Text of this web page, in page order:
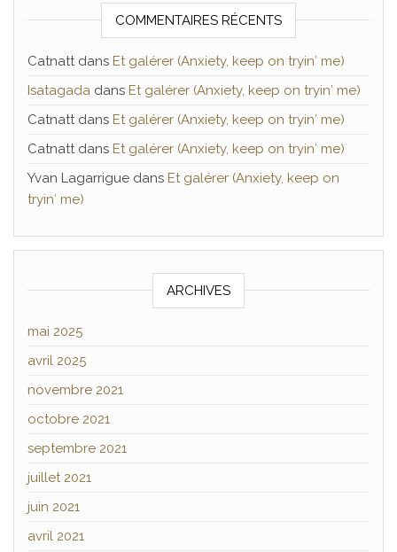
COMMENTAIRES RÉCENTS
Catnattdans Et galérer (Anxiety, keep on tryin′ me)
Isatagada dans Et galérer (Anxiety, keep on tryin′ me)
Catnattdans Et galérer (Anxiety, keep on tryin′ me)
Catnattdans Et galérer (Anxiety, keep on tryin′ me)
Yvan Lagarrigue dans Et galérer (Anxiety, keep on
tryin′ me)
ARCHIVES
mai 2025
avril 2025
novembre 2021
octobre 2021
septembre 2021
juillet 2021
juin 2021
avril 2021